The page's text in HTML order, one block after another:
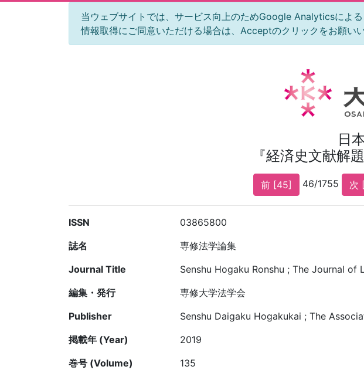
当ウェブサイトでは、サービス向上のためGoogle Analyticsによ
情報取得にご同意いただける場合は、Acceptのクリックをお願いい
日
『経済史文献解
前 [45] 46/1755 次
ISSN
03865800
誌名
専修法学論集
Journal Title
Senshu Hogaku Ronshu ; The Journal of
編集・発行
専修大学法学会
Publisher
Senshu Daigaku Hogakukai ; The
掲載年 (Year)
2019
巻号 (Volume)
135